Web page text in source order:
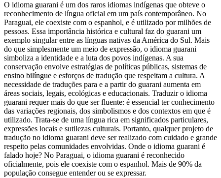
O idioma guarani é um dos raros idiomas indígenas que obteve o
reconhecimento de língua oficial em um país contemporâneo. No
Paraguai, ele coexiste com o espanhol, e é utilizado por milhões de
pessoas. Essa importância histórica e cultural faz do guarani um
exemplo singular entre as línguas nativas da América do Sul. Mais
do que simplesmente um meio de expressão, o idioma guarani
simboliza a identidade e a luta dos povos indígenas. A sua
conservação envolve estratégias de políticas públicas, sistemas de
ensino bilíngue e esforços de tradução que respeitam a cultura. A
necessidade de traduções para e a partir do guarani aumenta em
áreas sociais, legais, ecológicas e educacionais. Traduzir o idioma
guarani requer mais do que ser fluente: é essencial ter conhecimento
das variações regionais, dos simbolismos e dos contextos em que é
utilizado. Trata-se de uma língua rica em significados particulares,
expressões locais e sutilezas culturais. Portanto, qualquer projeto de
tradução no idioma guarani deve ser realizado com cuidado e grande
respeito pelas comunidades envolvidas. Onde o idioma guarani é
falado hoje? No Paraguai, o idioma guarani é reconhecido
oficialmente, pois ele coexiste com o espanhol. Mais de 90% da
população consegue entender ou se expressar.